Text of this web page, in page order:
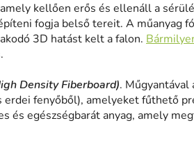
kellően erős és ellenáll a
fogja belső tereit. A műanyag
3D hatást kelt a falon.
Density Fiberboard).
fenyőből), amelyeket fűthető
és egészségbarát anyag, amely